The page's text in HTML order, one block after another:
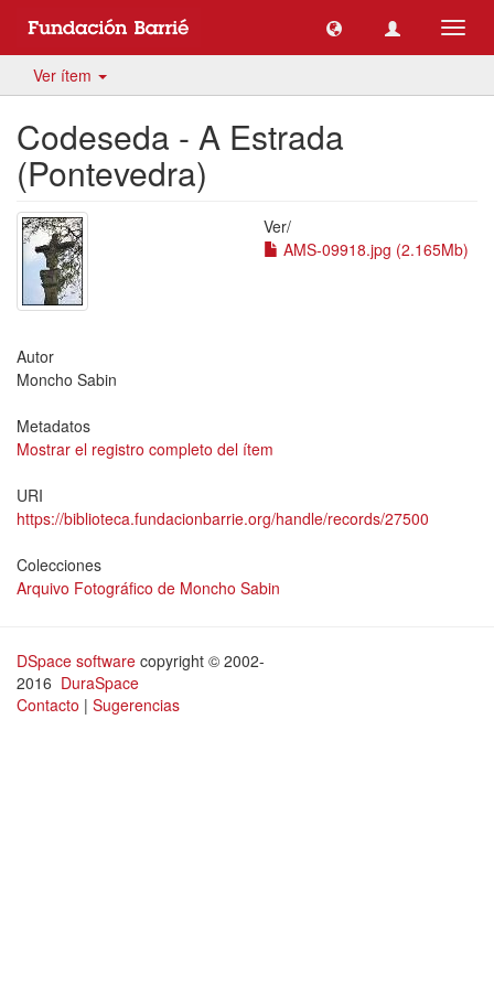
Ver ítem
Codeseda - A Estrada
(Pontevedra)
Ver/
AMS-09918.jpg (2.165Mb)
Autor
Moncho Sabin
Metadatos
Mostrar el registro completo del ítem
URI
https://biblioteca.fundacionbarrie.org/handle/records/27500
Colecciones
Arquivo Fotográfico de Moncho Sabin
DSpace software copyright © 2002-
2016 DuraSpace
Contacto | Sugerencias